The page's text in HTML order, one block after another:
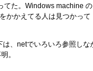
てた。Windows machine の
かかえてる人は見つかって
、netでいろいろ参照しな
。